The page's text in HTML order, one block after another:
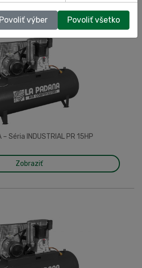
– Séria INDUSTRIAL PR 15HP
Zobraziť
Povoliť výber Povoliť všetko